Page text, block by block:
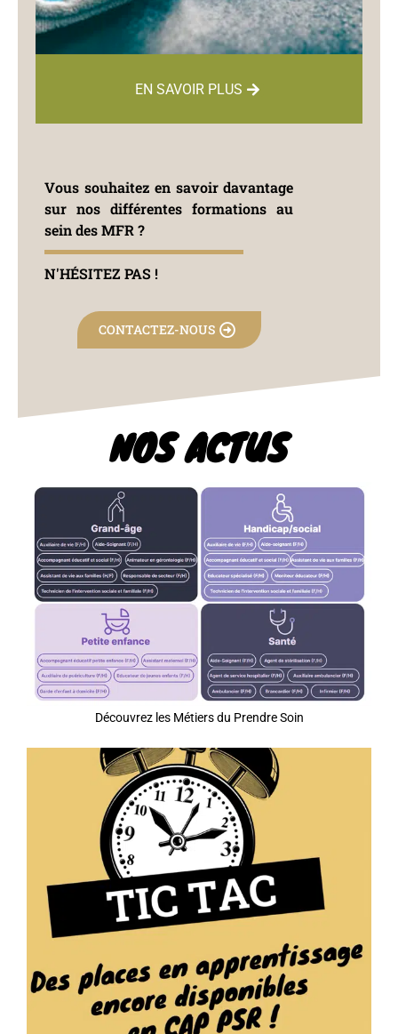
EN SAVOIR PLUS
Vous souhaitez en savoir davantage
sur nos différentes formations au
sein des MFR ?
N'HÉSITEZ PAS !
CONTACTEZ-NOUS
NOS ACTUS
Découvrez les Métiers du Prendre Soin